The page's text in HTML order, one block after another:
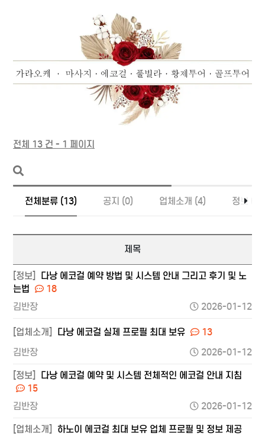
전체 13 건 - 1 페이지
전체분류 (13) 공지 (0) 업체소개 (4) 정보 (9)
제목
[정보]
다낭 에코걸 예약 방법 및 시스템 안내 그리고 후기 및 노
는법
18
김반장
2026-01-12
[업체소개] 다낭 에코걸 실제 프로필 최대 보유
13
김반장
2026-01-12
[정보]
다낭 에코걸 예약 및 시스템 전체적인 에코걸 안내 지침
15
김반장
2026-01-12
[업체소개]
하노이 에코걸 최대 보유 업체 프로필 및 정보 제공